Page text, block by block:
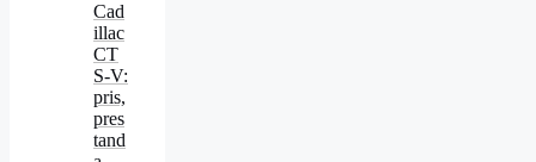
Cad
illac
CT
S-V:
pris,
pres
tand